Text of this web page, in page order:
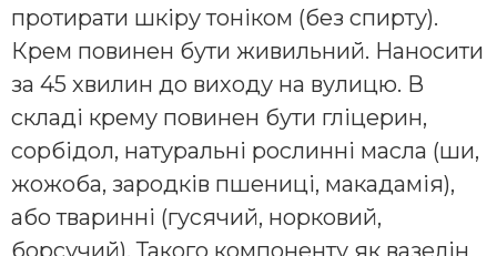
протирати шкіру тоніком (без спирту).
Крем повинен бути живильний. Наносити
за 45 хвилин до виходу на вулицю. В
складі крему повинен бути гліцерин,
сорбідол, натуральні рослинні масла (ши,
жожоба, зародків пшениці, макадамія),
або тваринні (гусячий, норковий,